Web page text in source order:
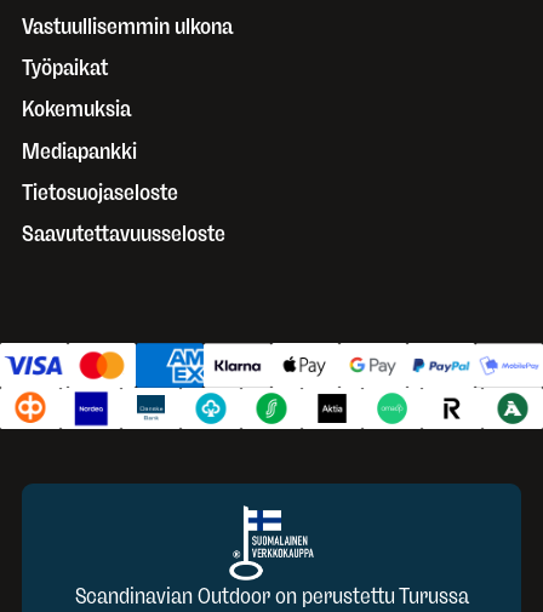
Vastuullisemmin ulkona
Työpaikat
Kokemuksia
Mediapankki
Tietosuojaseloste
Saavutettavuusseloste
Scandinavian Outdoor on perustettu Turussa